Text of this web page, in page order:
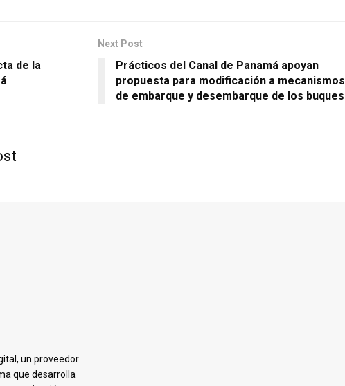
de la
Next Post
Prácticos del Canal de Panamá apoyan
propuesta para modificación a mecanismos
de embarque y desembarque de los buques
un proveedor
que desarrolla